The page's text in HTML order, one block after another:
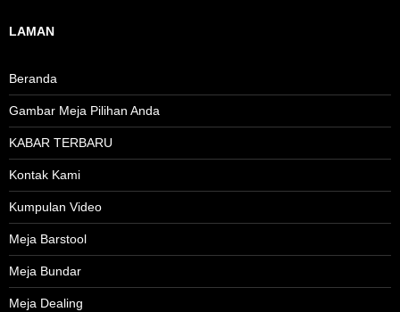
LAMAN
Beranda
Gambar Meja Pilihan Anda
KABAR TERBARU
Kontak Kami
Kumpulan Video
Meja Barstool
Meja Bundar
Meja Dealing